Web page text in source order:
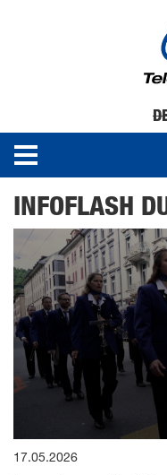
contenu
principal
INFOFLASH
seconds
17.05.2026